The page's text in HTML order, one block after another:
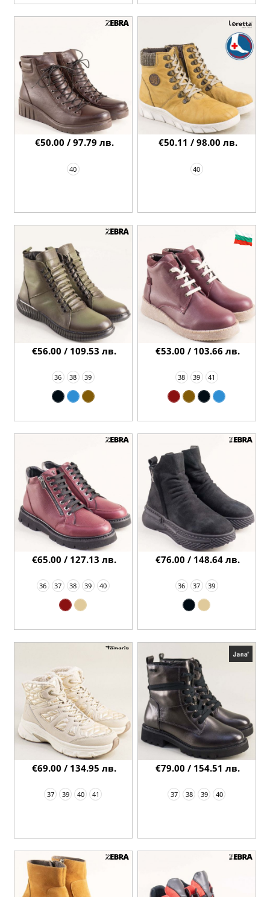
40
€50.00 / 97.79 лв.
40
€50.11 / 98.00 лв.
36 38 39
€56.00 / 109.53 лв.
38 39 41
€53.00 / 103.66 лв.
36 37 38 39 40
€65.00 / 127.13 лв.
36 37 39
€76.00 / 148.64 лв.
37 39 40 41
€69.00 / 134.95 лв.
37 38 39 40
€79.00 / 154.51 лв.